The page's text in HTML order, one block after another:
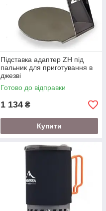
Підставка адаптер ZH під
пальник для приготування в
джезві
Готово до відправки
1 134 ₴
Купити